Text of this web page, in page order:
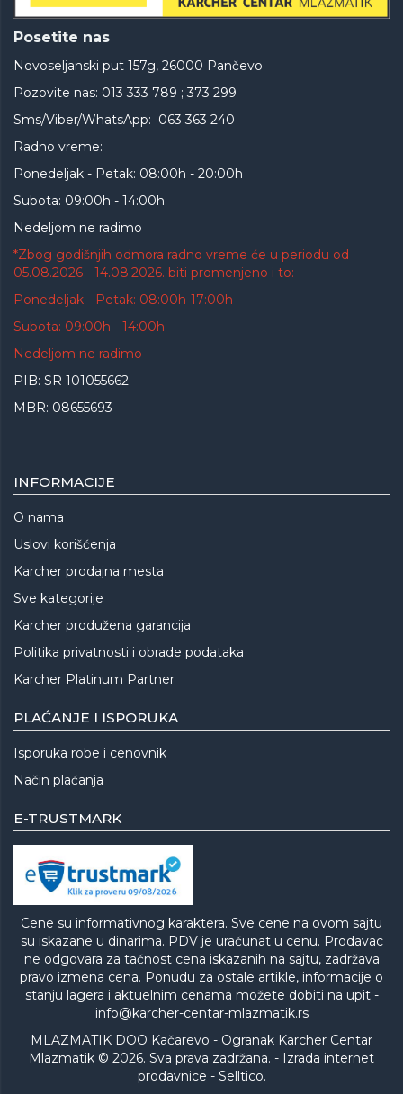
Posetite nas
Novoseljanski put 157g, 26000 Pančevo
Pozovite nas: 013 333 789 ; 373 299
Sms/Viber/WhatsApp: 063 363 240
Radno vreme:
Ponedeljak - Petak: 08:00h - 20:00h
Subota: 09:00h - 14:00h
Nedeljom ne radimo
*Zbog godišnjih odmora radno vreme će u periodu od
05.08.2026 - 14.08.2026. biti promenjeno i to:
Ponedeljak - Petak: 08:00h-17:00h
Subota: 09:00h - 14:00h
Nedeljom ne radimo
PIB: SR 101055662
MBR: 08655693
INFORMACIJE
O nama
Uslovi korišćenja
Karcher prodajna mesta
Sve kategorije
Karcher produžena garancija
Politika privatnosti i obrade podataka
Karcher Platinum Partner
PLAĆANJE I ISPORUKA
Isporuka robe i cenovnik
Način plaćanja
E-TRUSTMARK
Cene su informativnog karaktera. Sve cene na ovom sajtu
su iskazane u dinarima. PDV je uračunat u cenu. Prodavac
ne odgovara za tačnost cena iskazanih na sajtu, zadržava
pravo izmena cena. Ponudu za ostale artikle, informacije o
stanju lagera i aktuelnim cenama možete dobiti na upit -
info@karcher-centar-mlazmatik.rs
MLAZMATIK DOO Kačarevo - Ogranak Karcher Centar
Mlazmatik © 2026. Sva prava zadržana. - Izrada internet
prodavnice - Selltico.